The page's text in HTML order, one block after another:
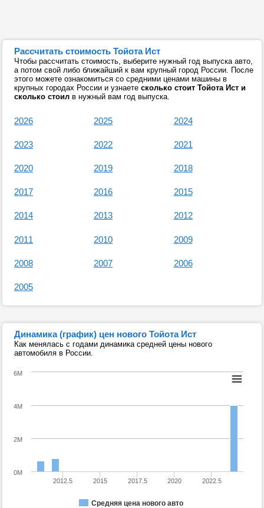
Рассчитать стоимость Тойота Ист
Чтобы рассчитать стоимость, выберите нужный год выпуска авто,
а потом свой либо ближайший к вам крупный город России. После
этого можете ознакомиться со средними ценами машины в
крупных городах России и узнаете сколько стоит Тойота Ист и
сколько стоил в нужный вам год выпуска.
2026 2025 2024
2023 2022 2021
2020 2019 2018
2017 2016 2015
2014 2013 2012
2011 2010 2009
2008 2007 2006
2005
Динамика (график) цен нового Тойота Ист
Как менялась с годами динамика средней цены нового
автомобиля в России.
Средняя цена нового авто
2012.5 2015 2017.5 2020 2022.5
0M
2M
4M
6M